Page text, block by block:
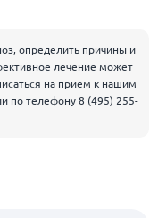
определить причины и
лечение может
на прием к нашим
по телефону8 (495) 255-